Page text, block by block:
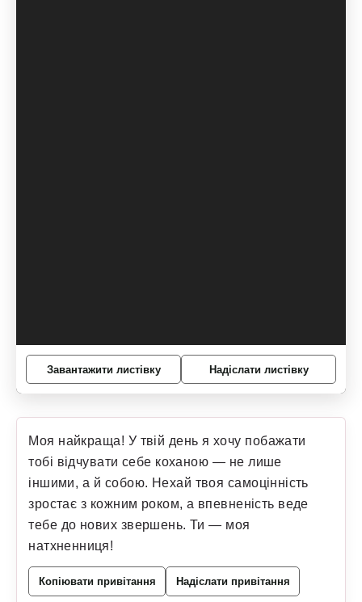
Завантажити листівку Надіслати листівку
Моя найкраща! У твій день я хочу побажати
тобі відчувати себе коханою — не лише
іншими, а й собою. Нехай твоя самоцінність
зростає з кожним роком, а впевненість веде
тебе до нових звершень. Ти — моя
натхненниця!
Копіювати привітання Надіслати привітання